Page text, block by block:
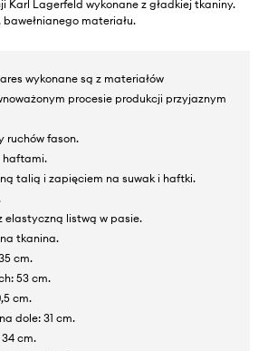
Karl Lagerfeld wykonane z gładkiej tkaniny.
materiału.
wykonane są z materiałów
procesie produkcji przyjaznym
ruchów fason.
haftami.
talią i zapięciem na suwak i haftki.
elastyczną listwą w pasie.
tkanina.
cm.
53 cm.
cm.
dole: 31 cm.
cm.